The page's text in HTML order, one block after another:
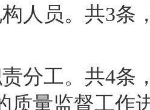
人员。 共3条
分工。 共4条
质量监督工作